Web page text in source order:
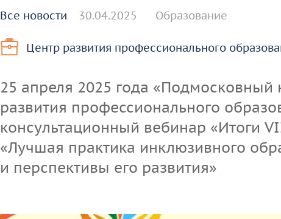
Все новости 30.04.2025 Образование
Центр развития профессионального
25 апреля 2025 года «Подмосковный
развития профессионального
консультационный вебинар «Итоги
«Лучшая практика инклюзивного
и перспективы его развития»